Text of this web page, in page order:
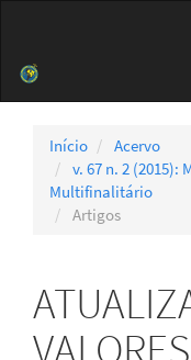
Barra
Início
Acervo
v. 67 n. 2 (2015):
Multifinalitário
Artigos